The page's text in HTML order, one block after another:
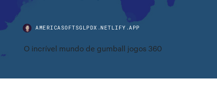
AMERICASOFTSGLPDX.NETLIFY.APP
O incrível mundo de gumball jogos 360